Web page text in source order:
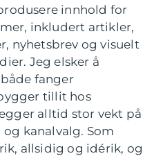
innhold for
inkludert artikler,
nyhetsbrev og visuelt
Jeg elsker å
fanger
tillit hos
alltid stor vekt på
kanalvalg. Som
allsidig og idérik, og